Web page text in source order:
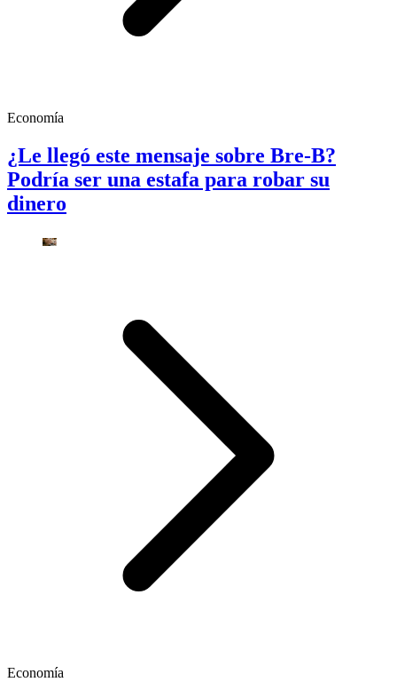
Economía
¿Le llegó este mensaje sobre Bre-B?
Podría ser una estafa para robar su
dinero
Economía